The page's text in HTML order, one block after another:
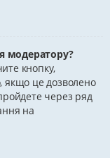
модератору?
кнопку,
якщо це дозволено
через ряд
на